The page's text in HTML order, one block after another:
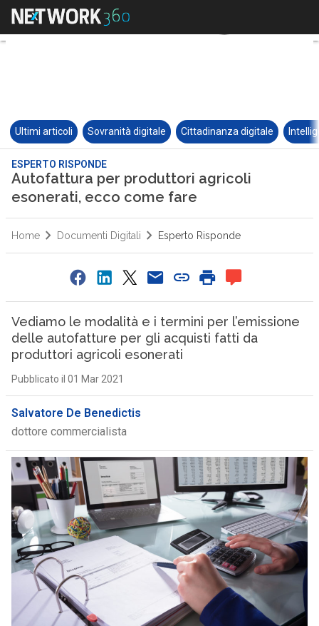
Ultimi articoli Sovranità digitale Cittadinanza digitale
ESPERTO RISPONDE
Autofattura per produttori agricoli
esonerati, ecco come fare
Home Documenti Digitali Esperto Risponde
Vediamo le modalità e i termini per l’emissione
delle autofatture per gli acquisti fatti da
produttori agricoli esonerati
Pubblicato il 01 Mar 2021
Salvatore De Benedictis
dottore commercialista